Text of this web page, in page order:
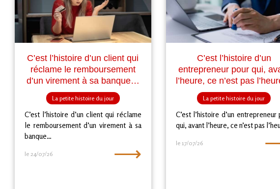
C’est l’histoire d’un client qui
réclame le remboursement
d’un virement à sa banque…
La petite histoire du jour
C’est l’histoire d’un client qui réclame
le remboursement d’un virement à sa
banque…
le 24/07/26 ⟶
C’est l’histoire d’un
entrepreneur pour qui,
l’heure, ce n’est pas
La petite histoire du jour
C’est l’histoire d’un entrepreneur
qui, avant l’heure, ce n’est pas
le 17/07/26